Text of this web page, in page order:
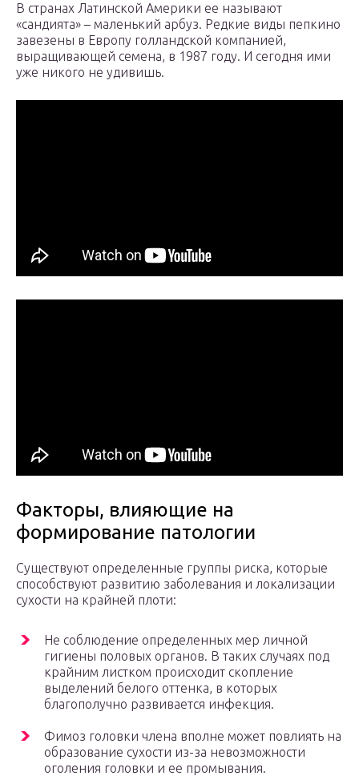
В странах Латинской Америки ее называют
«сандията» – маленький арбуз. Редкие виды пепкино
завезены в Европу голландской компанией,
выращивающей семена, в 1987 году. И сегодня ими
уже никого не удивишь.
Факторы, влияющие на
формирование патологии
Существуют определенные группы риска, которые
способствуют развитию заболевания и локализации
сухости на крайней плоти:
Не соблюдение определенных мер личной
гигиены половых органов. В таких случаях под
крайним листком происходит скопление
выделений белого оттенка, в которых
благополучно развивается инфекция.
Фимоз головки члена вполне может повлиять на
образование сухости из-за невозможности
оголения головки и ее промывания.